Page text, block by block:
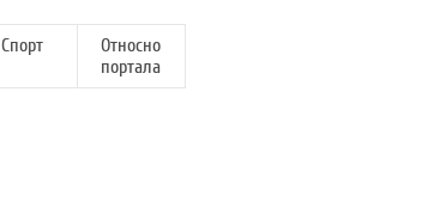
Спорт
Относно
портала